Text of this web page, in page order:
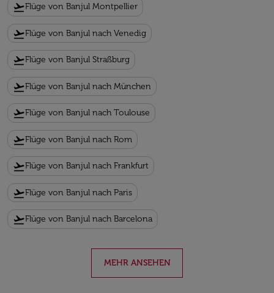
flight_takeoffFlüge von Banjul Montpellier
flight_takeoffFlüge von Banjul nach Venedig
flight_takeoffFlüge von Banjul Straßburg
flight_takeoffFlüge von Banjul nach München
flight_takeoffFlüge von Banjul nach Toulouse
flight_takeoffFlüge von Banjul nach Rom
flight_takeoffFlüge von Banjul nach Frankfurt
flight_takeoffFlüge von Banjul nach Paris
flight_takeoffFlüge von Banjul nach Barcelona
MEHR ANSEHEN